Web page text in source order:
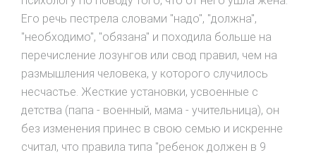
Его речь пестрела словами "надо", "должна",
"необходимо", "обязана" и походила больше на
перечисление лозунгов или свод правил, чем на
размышления человека, у которого случилось
несчастье. Жесткие установки, усвоенные с
детства (папа - военный, мама - учительница), он
без изменения принес в свою семью и искренне
считал, что правила типа "ребенок должен в 9